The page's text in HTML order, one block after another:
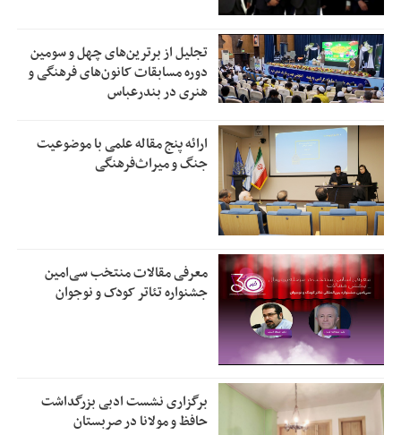
تجلیل از بر‌ترین‌های چهل و سومین
دوره مسابقات کانون‌های فرهنگی و
هنری در بندرعباس
ارائه پنج مقاله علمی با موضوعیت
جنگ و میراث‌فرهنگی
معرفی مقالات منتخب سی‌امین
جشنواره تئاتر کودک و نوجوان
برگزاری نشست ادبی بزرگداشت
حافظ و مولانا در صربستان